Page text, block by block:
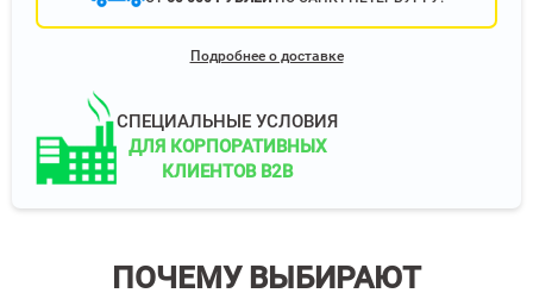
Подробнее о доставке
СПЕЦИАЛЬНЫЕ УСЛОВИЯ
ДЛЯ КОРПОРАТИВНЫХ
КЛИЕНТОВ B2B
ПОЧЕМУ ВЫБИРАЮТ